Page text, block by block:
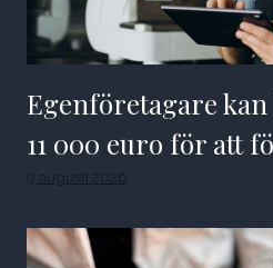
Egenföretagare
11 000 euro för att
9 augusti 2026